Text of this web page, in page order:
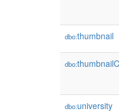
dbo:thumbnail
dbo:
dbo:university